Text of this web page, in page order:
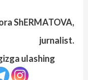
ShERMATOVA,
jurnalist.
ulashing